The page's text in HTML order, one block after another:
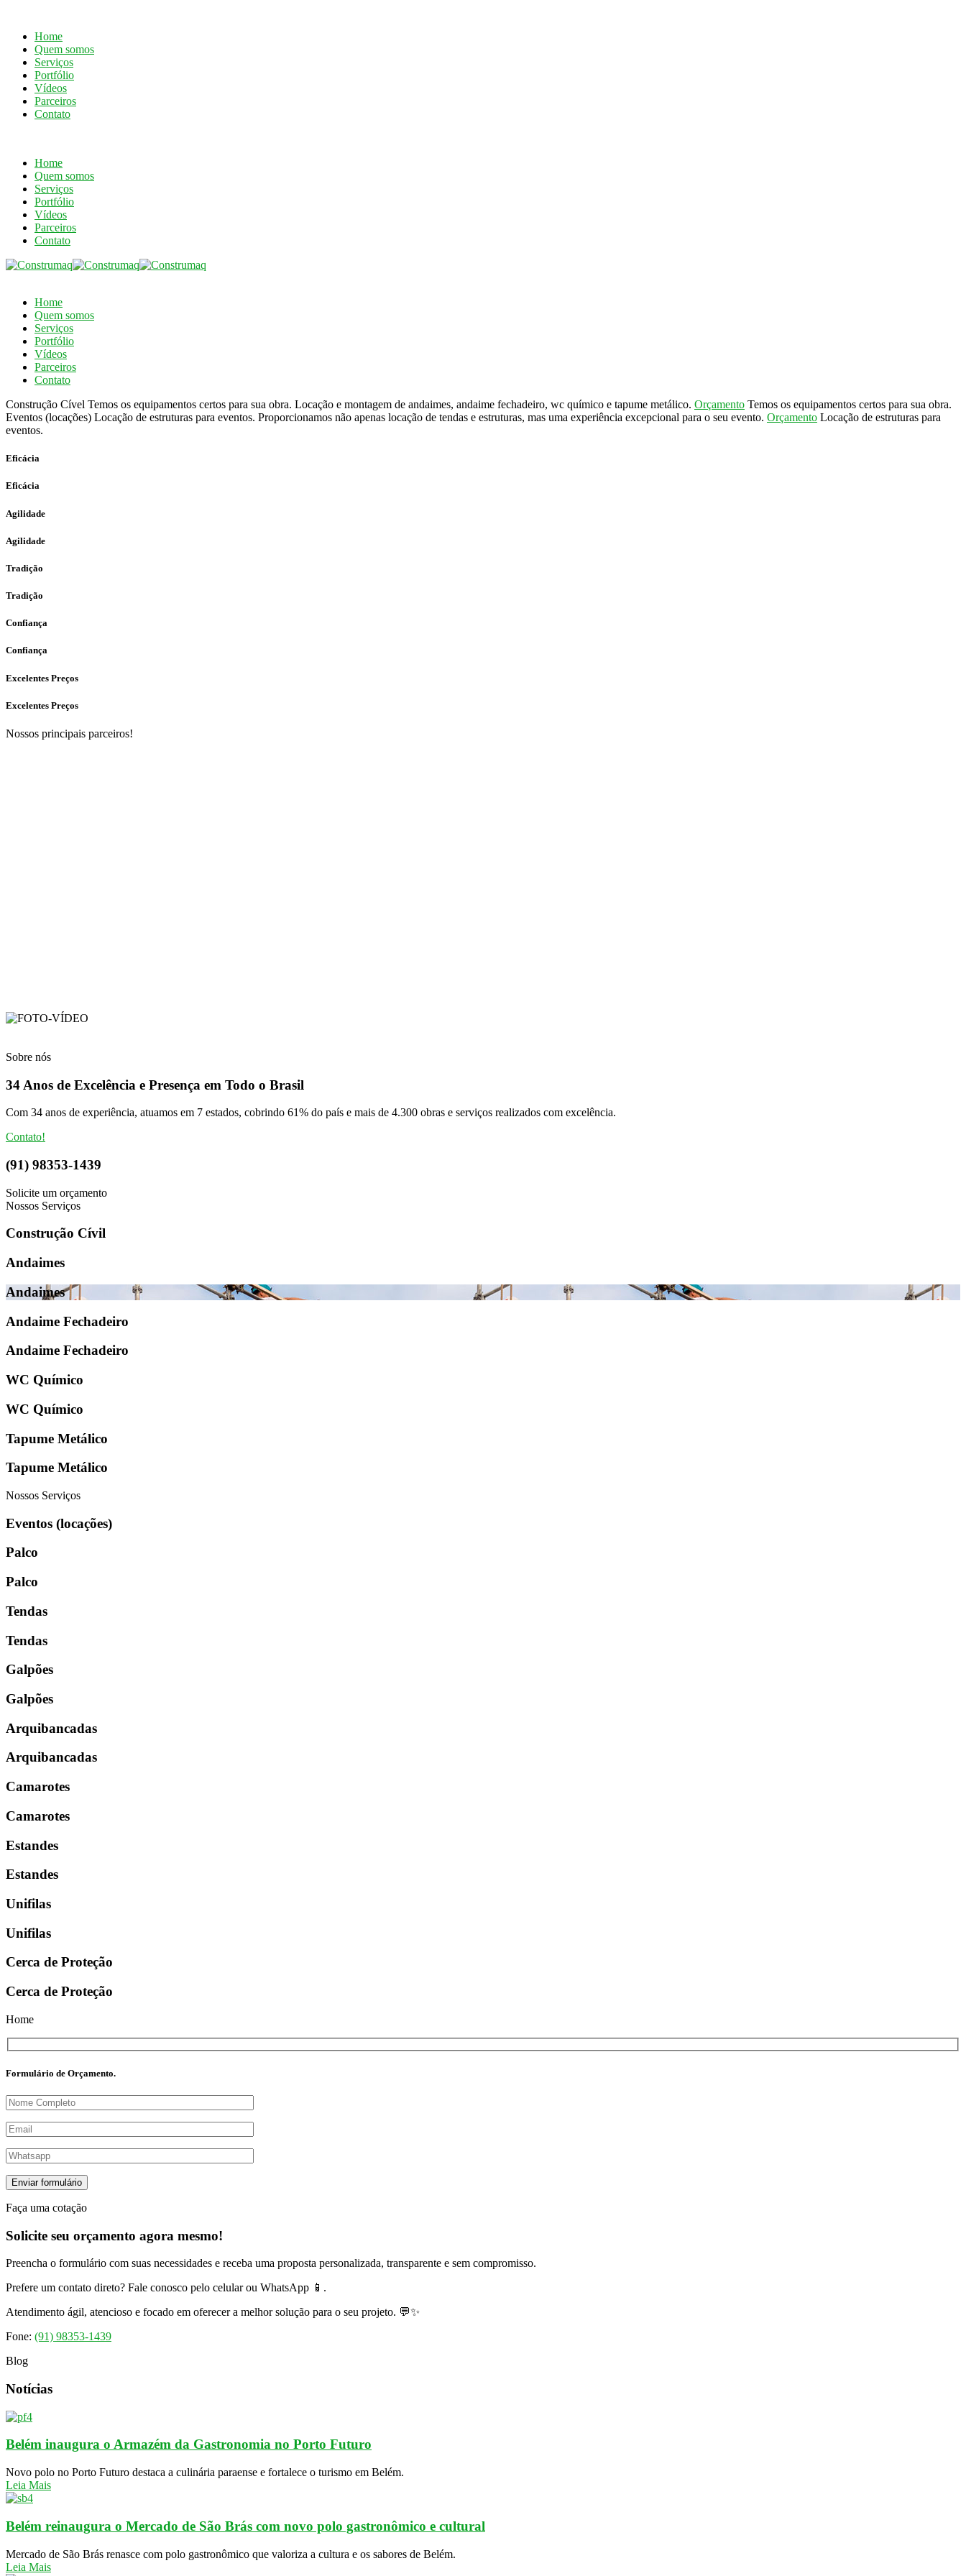
Home
Quem somos
Serviços
Portfólio
Vídeos
Parceiros
Contato
Home
Quem somos
Serviços
Portfólio
Vídeos
Parceiros
Contato
Home
Quem somos
Serviços
Portfólio
Vídeos
Parceiros
Contato
Construção Cível Temos os equipamentos certos para sua obra. Locação e montagem de andaimes, andaime fechadeiro, wc químico e tapume metálico. Orçamento Temos os equipamentos certos para sua obra.
Eventos (locações) Locação de estruturas para eventos. Proporcionamos não apenas locação de tendas e estruturas, mas uma experiência excepcional para o seu evento. Orçamento Locação de estruturas para
eventos.
Eficácia
Eficácia
Agilidade
Agilidade
Tradição
Tradição
Confiança
Confiança
Excelentes Preços
Excelentes Preços
Nossos principais parceiros!
Sobre nós
34 Anos de Excelência e Presença em Todo o Brasil
Com 34 anos de experiência, atuamos em 7 estados, cobrindo 61% do país e mais de 4.300 obras e serviços realizados com excelência.
Contato!
(91) 98353-1439
Solicite um orçamento
Nossos Serviços
Construção Cívil
Andaimes
Andaimes
Andaime Fechadeiro
Andaime Fechadeiro
WC Químico
WC Químico
Tapume Metálico
Tapume Metálico
Nossos Serviços
Eventos (locações)
Palco
Palco
Tendas
Tendas
Galpões
Galpões
Arquibancadas
Arquibancadas
Camarotes
Camarotes
Estandes
Estandes
Unifilas
Unifilas
Cerca de Proteção
Cerca de Proteção
Home
Formulário de Orçamento.
Enviar formulário
Faça uma cotação
Solicite seu orçamento agora mesmo!
Preencha o formulário com suas necessidades e receba uma proposta personalizada, transparente e sem compromisso.
Prefere um contato direto? Fale conosco pelo celular ou WhatsApp 📱.
Atendimento ágil, atencioso e focado em oferecer a melhor solução para o seu projeto. 💬✨
Fone: (91) 98353-1439
Blog
Notícias
Belém inaugura o Armazém da Gastronomia no Porto Futuro
Novo polo no Porto Futuro destaca a culinária paraense e fortalece o turismo em Belém.
Leia Mais
Belém reinaugura o Mercado de São Brás com novo polo gastronômico e cultural
Mercado de São Brás renasce com polo gastronômico que valoriza a cultura e os sabores de Belém.
Leia Mais